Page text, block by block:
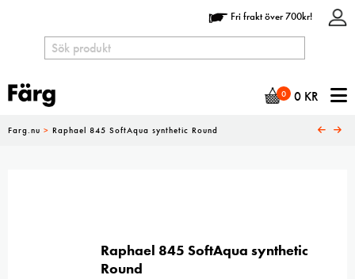
Fri frakt över 700kr!
0 0 KR
Farg.nu > Raphael 845 SoftAqua synthetic Round
Raphael 845 SoftAqua synthetic
Round